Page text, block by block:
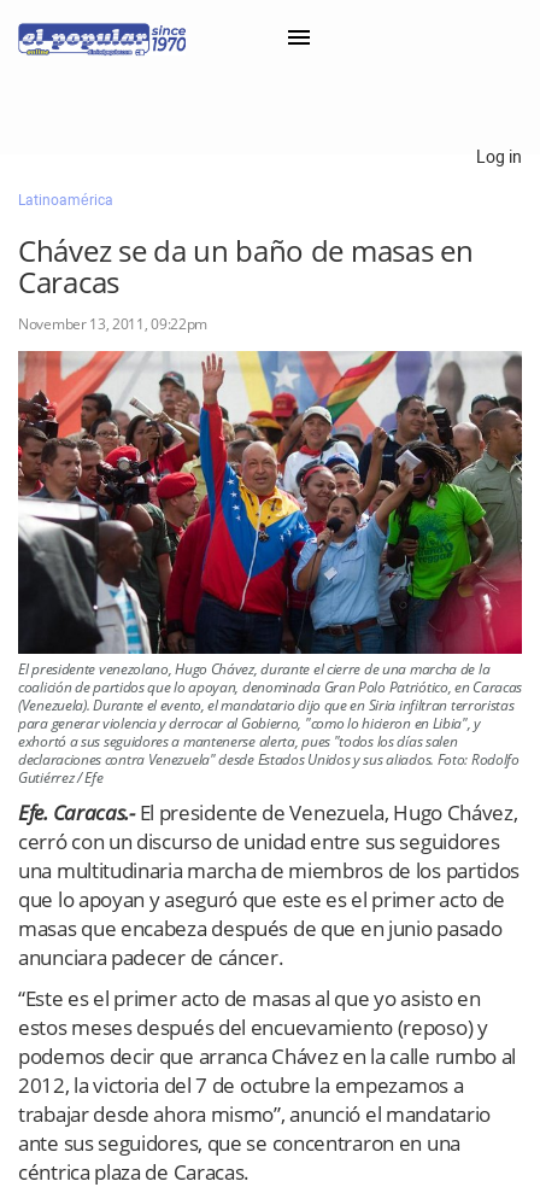
Classifieds
Categorías
×
Log in
Latinoamérica
Chávez se da un baño de masas en
Caracas
November 13, 2011, 09:22pm
El presidente venezolano, Hugo Chávez, durante el cierre de una marcha de la
coalición de partidos que lo apoyan, denominada Gran Polo Patriótico, en Caracas
(Venezuela). Durante el evento, el mandatario dijo que en Siria infiltran terroristas
para generar violencia y derrocar al Gobierno, "como lo hicieron en Libia", y
exhortó a sus seguidores a mantenerse alerta, pues "todos los días salen
declaraciones contra Venezuela" desde Estados Unidos y sus aliados. Foto: Rodolfo
Gutiérrez / Efe
Efe. Caracas.-El presidente de Venezuela, Hugo Chávez,
cerró con un discurso de unidad entre sus seguidores
una multitudinaria marcha de miembros de los partidos
que lo apoyan y aseguró que este es el primer acto de
masas que encabeza después de que en junio pasado
anunciara padecer de cáncer.
“Este es el primer acto de masas al que yo asisto en
estos meses después del encuevamiento (reposo) y
podemos decir que arranca Chávez en la calle rumbo al
2012, la victoria del 7 de octubre la empezamos a
trabajar desde ahora mismo”, anunció el mandatario
ante sus seguidores, que se concentraron en una
céntrica plaza de Caracas.